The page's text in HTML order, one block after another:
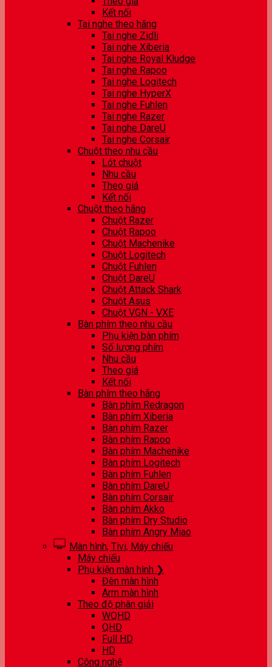
Kết nối
Tai nghe theo hãng
Tai nghe Zidli
Tai nghe Xiberia
Tai nghe Royal Kludge
Tai nghe Rapoo
Tai nghe Logitech
Tai nghe HyperX
Tai nghe Fuhlen
Tai nghe Razer
Tai nghe DareU
Tai nghe Corsair
Chuột theo nhu cầu
Lót chuột
Nhu cầu
Theo giá
Kết nối
Chuột theo hãng
Chuột Razer
Chuột Rapoo
Chuột Machenike
Chuột Logitech
Chuột Fuhlen
Chuột DareU
Chuột Attack Shark
Chuột Asus
Chuột VGN - VXE
Bàn phím theo nhu cầu
Phụ kiện bàn phím
Số lượng phím
Nhu cầu
Theo giá
Kết nối
Bàn phím theo hãng
Bàn phím Redragon
Bàn phím Xiberia
Bàn phím Razer
Bàn phím Rapoo
Bàn phím Machenike
Bàn phím Logitech
Bàn phím Fuhlen
Bàn phím DareU
Bàn phím Corsair
Bàn phím Akko
Bàn phím Dry Studio
Bàn phím Angry Miao
Màn hình, Tivi, Máy chiếu
Máy chiếu
Phụ kiện màn hình ❯
Đèn màn hình
Arm màn hình
Theo độ phân giải
WQHD
QHD
Full HD
HD
Công nghệ